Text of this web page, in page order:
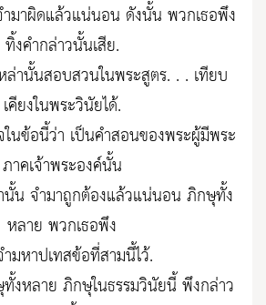
ำมาผิดแล้วแน่นอน ดังนั้น พวกเธอพึง
ทิ้งคำกล่าวนั้นเสีย.
านั้นสอบสวนในพระสูตร. . . เทียบ
เคียงในพระวินัยได้.
นข้อนี้ว่า เป็นคำสอนของพระผู้มีพระ
ภาคเจ้าพระองค์นั้น
นั้น จำมาถูกต้องแล้วแน่นอน ภิกษุทั้ง
หลาย พวกเธอพึง
มหาปเทสข้อที่สามนี้ไว้.
หลาย ภิกษุในธรรมวินัยนี้ พึงกล่าว